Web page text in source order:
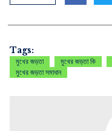
Tags:
মুখের জড়তা মুখের জড়তা কি
মুখের জড়তা সমাধান